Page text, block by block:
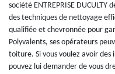
société ENTREPRISE
des techniques de nettoyage
qualifiée et chevronnée pour
Polyvalents, ses opérateurs
toiture. Si vous voulez avoir des
pouvez lui demander de vous